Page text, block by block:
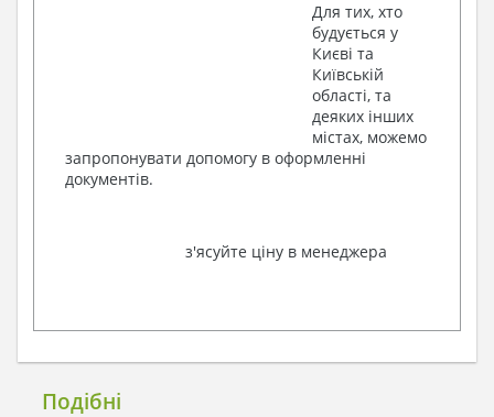
Для тих, хто
будується у
Києві та
Київській
області, та
деяких інших
містах, можемо
запропонувати допомогу в оформленні
документів.
з'ясуйте ціну в менеджера
Подібні